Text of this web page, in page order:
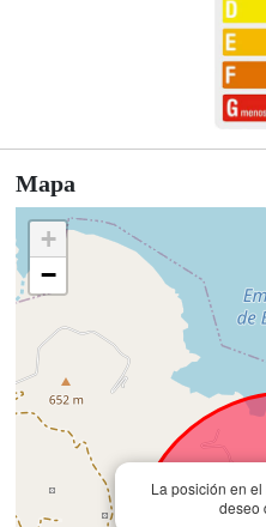
Mapa
La posición en
deseo
+
−